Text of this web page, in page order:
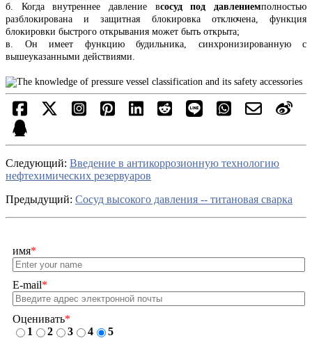
б. Когда внутреннее давление всосуд под давлениемполностью
разблокирована и защитная блокировка отключена, функция
блокировки быстрого открывания может быть открыта;
в. Он имеет функцию будильника, синхронизированную с
вышеуказанными действиями.
Cледующий: Введение в антикоррозионную технологию
нефтехимических резервуаров
Предыдущий: Сосуд высокого давления -- титановая сварка
имя*
E-mail*
Оценивать*
1
2 3 4
5